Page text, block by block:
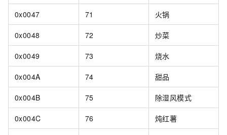
0x0047 71 火锅
0x0048 72 炒菜
0x0049 73 烧水
0x004A 74 甜品
0x004B 75 除湿风模式
0x004C 76 炖红薯